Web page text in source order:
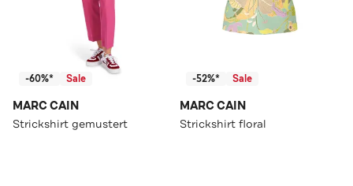
-60%* Sale
MARC CAIN
Strickshirt gemustert
-52%* Sale
MARC CAIN
Strickshirt floral